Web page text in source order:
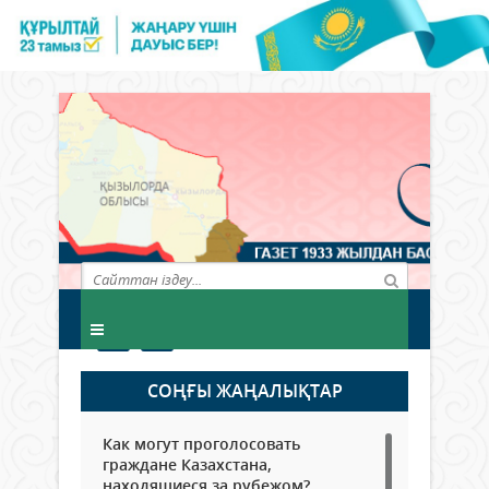
СОҢҒЫ ЖАҢАЛЫҚТАР
Как могут проголосовать
граждане Казахстана,
находящиеся за рубежом?